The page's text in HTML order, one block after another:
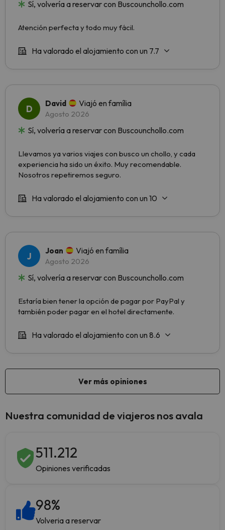
Nuestra comunidad de viajeros nos avala
511.212
Opiniones verificadas
98%
Volveria a reservar